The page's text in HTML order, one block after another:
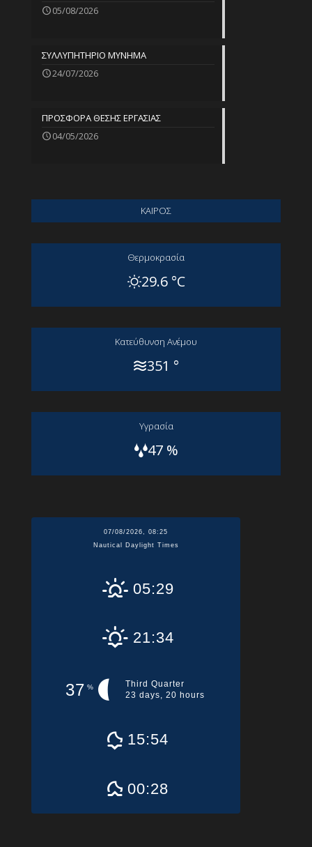
05/08/2026
ΣΥΛΛΥΠΗΤΗΡΙΟ ΜΥΝΗΜΑ
24/07/2026
ΠΡΟΣΦΟΡΑ ΘΕΣΗΣ ΕΡΓΑΣΙΑΣ
04/05/2026
ΚΑΙΡΟΣ
Θερμοκρασία
29.6 °C
Kατεύθυνση Aνέμου
351 °
Yγρασία
47 %
07/08/2026, 08:25
Nautical Daylight Times
05:29
21:34
37 %
Third Quarter
23 days, 20 hours
15:54
00:28